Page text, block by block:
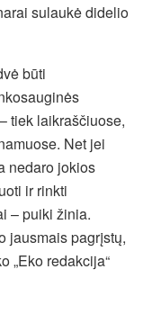
sulaukė didelio
būti
tiek laikraščiuose,
Net jei
nedaro jokios
ir rinkti
– puiki žinia.
jausmais pagrįstų,
„Eko redakcija“